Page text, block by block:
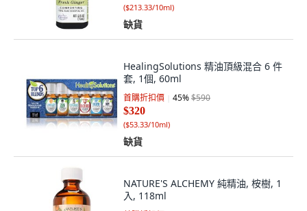
($213.33/10ml)
缺貨
HealingSolutions 精油頂級混合 6 件
套, 1個, 60ml
首購折扣價 45%$590
$320
($53.33/10ml)
缺貨
NATURE'S ALCHEMY 純精油, 桉樹, 1
入, 118ml